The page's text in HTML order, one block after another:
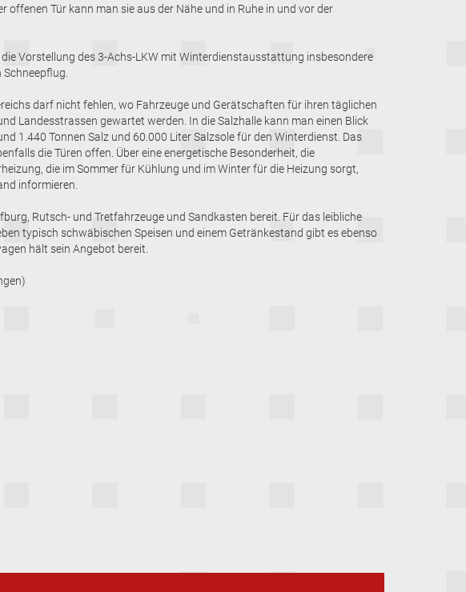
offenen Tür kann man sie aus der Nähe und in Ruhe in und vor der
Vorstellung des 3-Achs-LKW mit Winterdienstausstattung insbesondere
darf nicht fehlen, wo Fahrzeuge und Gerätschaften für ihren täglichen
Landesstrassen gewartet werden. In die Salzhalle kann man einen Blick
1.440 Tonnen Salz und 60.000 Liter Salzsole für den Winterdienst. Das
die Türen offen. Über eine energetische Besonderheit, die
die im Sommer für Kühlung und im Winter für die Heizung sorgt,
informieren.
Rutsch- und Tretfahrzeuge und Sandkasten bereit. Für das leibliche
typisch schwäbischen Speisen und einem Getränkestand gibt es ebenso
hält sein Angebot bereit.